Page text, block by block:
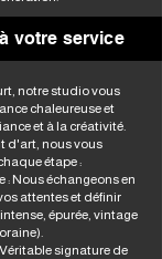
votre service
notre studio vous
chaleureuse et
et à la créativité.
d'art, nous vous
étape :
: Nous échangeons en
attentes et définir
épurée, vintage
signature de